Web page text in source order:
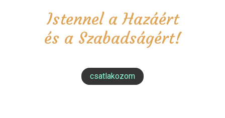
Istennel a Hazáért
és a Szabadságért!
csatlakozom